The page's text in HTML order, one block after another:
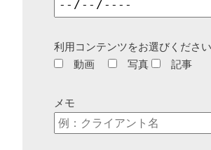
利用コンテンツをお選びください
動画
写真 記事
メモ